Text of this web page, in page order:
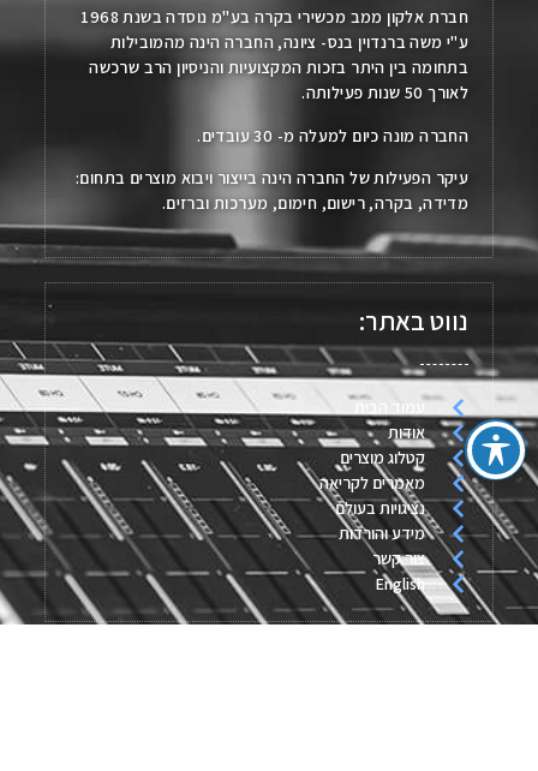
חברת אלקון ממב מכשירי בקרה בע"מ נוסדה בשנת 1968
ע"י משה ברנדוין בנס- ציונה, החברה הינה מהמובילות
בתחומה בין היתר בזכות המקצועיות והניסיון הרב שרכשה
לאורך 50 שנות פעילותה.
החברה מונה כיום למעלה מ- 30 עובדים.
עיקר הפעילות של החברה הינה בייצור ויבוא מוצרים בתחום:
מדידה, בקרה, רישום, חימום, מערכות וברזים.
נווט באתר:
עמוד הבית
אודות
קטלוג מוצרים
מאמרים לקריאה
נציגויות בעולם
מידע והורדות
צור קשר
English